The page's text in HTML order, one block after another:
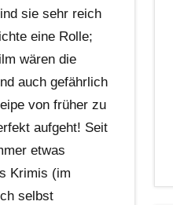
sie sehr reich
eine Rolle;
wären die
auch gefährlich
von früher zu
aufgeht! Seit
etwas
Krimis (im
selbst